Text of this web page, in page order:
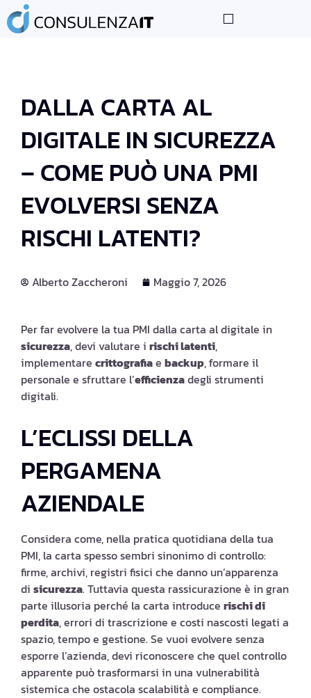
DALLA CARTA AL
DIGITALE IN SICUREZZA
– COME PUÒ UNA PMI
EVOLVERSI SENZA
RISCHI LATENTI?
Alberto Zaccheroni Maggio 7, 2026
Per far evolvere la tua PMI dalla carta al digitale in
sicurezza, devi valutare i rischi latenti,
implementare crittografiae backup, formare il
personale e sfruttare l’efficienzadegli strumenti
digitali.
L’ECLISSI DELLA
PERGAMENA
AZIENDALE
Considera come, nella pratica quotidiana della tua
PMI, la carta spesso sembri sinonimo di controllo:
firme, archivi, registri fisici che danno un’apparenza
di sicurezza. Tuttavia questa rassicurazione è in gran
parte illusoria perché la carta introduce rischi di
perdita, errori di trascrizione e costi nascosti legati a
spazio, tempo e gestione. Se vuoi evolvere senza
esporre l’azienda, devi riconoscere che quel controllo
apparente può trasformarsi in una vulnerabilità
sistemica che ostacola scalabilità e compliance.